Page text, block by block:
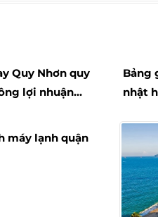
Quy Nhơn quy
lợi nhuận
Bảng
nhật
máy lạnh quận